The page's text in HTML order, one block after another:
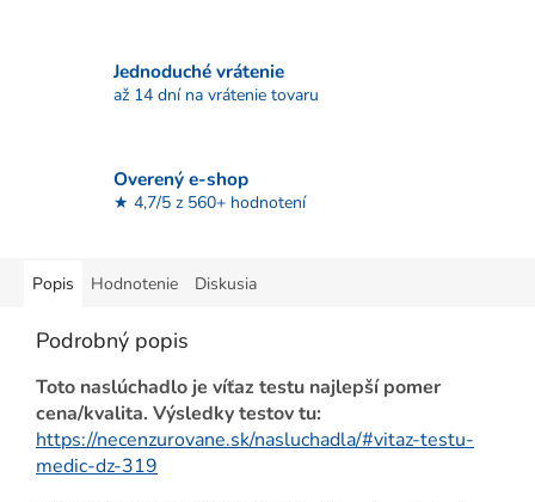
Jednoduché vrátenie
až 14 dní na vrátenie tovaru
Overený e-shop
★ 4,7/5 z 560+ hodnotení
Popis Hodnotenie Diskusia
Podrobný popis
Toto naslúchadlo je víťaz testu najlepší pomer
cena/kvalita. Výsledky testov tu:
https://necenzurovane.sk/nasluchadla/#vitaz-testu-
medic-dz-319